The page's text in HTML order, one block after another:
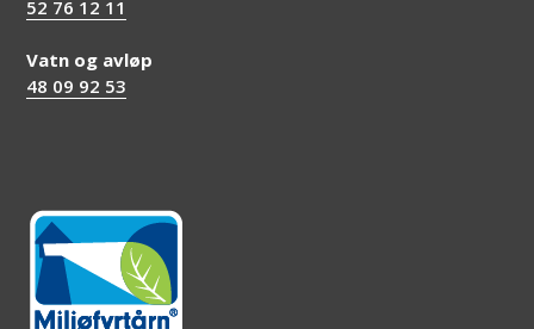
52 76 12 11
Vatn og avløp
48 09 92 53